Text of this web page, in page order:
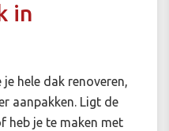
in
hele dak renoveren,
aanpakken. Ligt de
heb je te maken met